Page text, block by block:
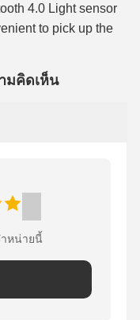
4.0 Light sensor
to pick up the
มคิดเห็น
หน่ายนี้